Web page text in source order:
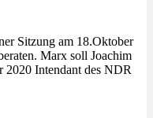
Sitzung am 18.Oktober
Marx soll Joachim
2020 Intendant des NDR